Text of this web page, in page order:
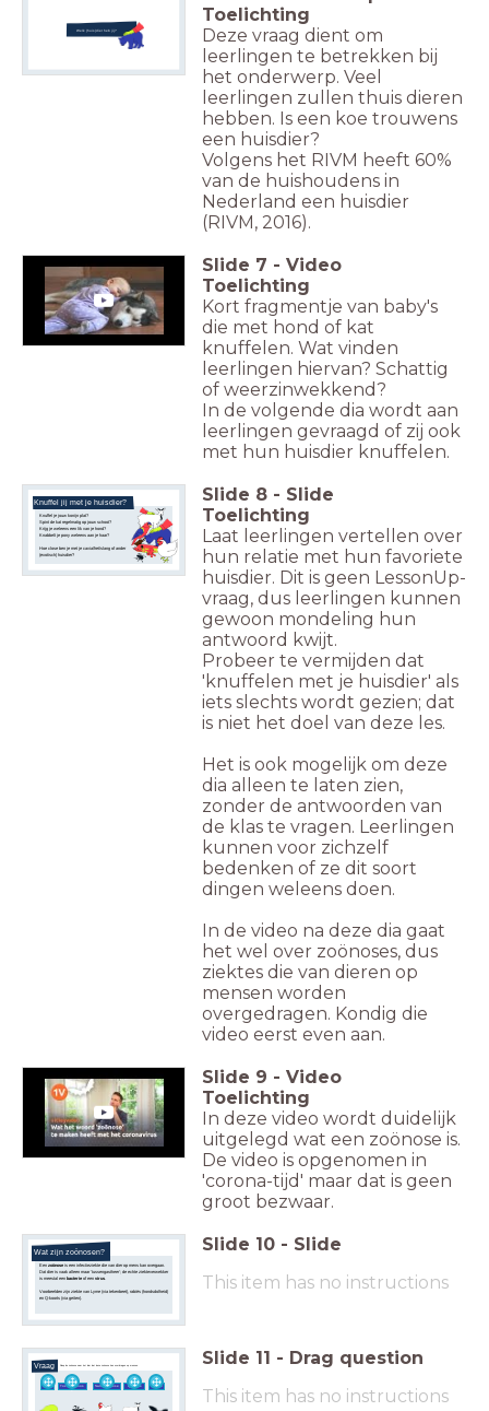
Welk (huis)dier heb jij?
Toelichting
Deze vraag dient om
leerlingen te betrekken bij
het onderwerp. Veel
leerlingen zullen thuis dieren
hebben. Is een koe trouwens
een huisdier?
Volgens het RIVM heeft 60%
van de huishoudens in
Nederland een huisdier
(RIVM, 2016).
Slide 7 - Video
Toelichting
Kort fragmentje van baby's
die met hond of kat
knuffelen. Wat vinden
leerlingen hiervan? Schattig
of weerzinwekkend?
In de volgende dia wordt aan
leerlingen gevraagd of zij ook
met hun huisdier knuffelen.
Knuffel jij met je huisdier?
Knuffel je jouw konijn plat?
Spint de kat regelmatig op jouw schoot?
Krijg je weleens een lik van je hond?
Knabbelt je pony weleens aan je haar?
Hoe close ben je met je cavia/fret/slang of ander
(exotisch) huisdier?
Slide 8 - Slide
Toelichting
Laat leerlingen vertellen over
hun relatie met hun favoriete
huisdier. Dit is geen LessonUp-
vraag, dus leerlingen kunnen
gewoon mondeling hun
antwoord kwijt.
Probeer te vermijden dat
'knuffelen met je huisdier' als
iets slechts wordt gezien; dat
is niet het doel van deze les.
Het is ook mogelijk om deze
dia alleen te laten zien,
zonder de antwoorden van
de klas te vragen. Leerlingen
kunnen voor zichzelf
bedenken of ze dit soort
dingen weleens doen.
In de video na deze dia gaat
het wel over zoönoses, dus
ziektes die van dieren op
mensen worden
overgedragen. Kondig die
video eerst even aan.
Slide 9 - Video
Toelichting
In deze video wordt duidelijk
uitgelegd wat een zoönose is.
De video is opgenomen in
'corona-tijd' maar dat is geen
groot bezwaar.
Wat zijn zoönosen?
Een zoönoseis een infectieziekte die van dier op mens kan overgaan.
Dat dier is vaak alleen maar 'tussengastheer'; de echte ziekteverwekker
is meestal een bacterieof een virus.
Voorbeelden zijn ziekte van Lyme (via tekenbeet), rabiës (hondsdolheid)
en Q-koorts (via geiten).
Slide 10 - Slide
This item has no instructions
Sleep de zoönose naar het dier dat deze zoönose kan overdragen op mensen.
Vraag
Rabiës
Q-koorts
Salmonellose
Toxoplasmos
e
Lyme
Slide 11 - Drag question
This item has no instructions